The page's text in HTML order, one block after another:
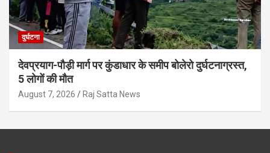
दुर्घटना
देवप्रयाग-पौड़ी मार्ग पर कुंडाधार के समीप बोलेरो दुर्घटनाग्रस्त,
5 लोगों की मौत
August 7, 2026 Raj Satta News